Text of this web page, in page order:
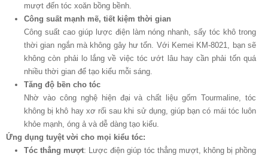
mượt đến tóc xoăn bồng bềnh.
Công suất mạnh mẽ, tiết kiệm thời gian
Công suất cao giúp lược điện làm nóng nhanh, sấy tóc khô trong
thời gian ngắn mà không gây hư tổn. Với Kemei KM-8021, bạn sẽ
không còn phải lo lắng về việc tóc ướt lâu hay cần phải tốn quá
nhiều thời gian để tạo kiểu mỗi sáng.
Tăng độ bền cho tóc
Nhờ vào công nghệ hiện đại và chất liệu gốm Tourmaline, tóc
không bị khô hay xơ rối sau khi sử dụng, giúp bạn có mái tóc luôn
khỏe mạnh, óng ả và dễ dàng tạo kiểu.
Ứng dụng tuyệt vời cho mọi kiểu tóc:
Tóc thẳng mượt: Lược điện giúp tóc thẳng mượt, không bị phồng